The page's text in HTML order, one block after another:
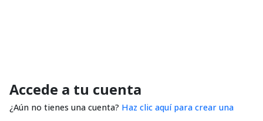
Accede a tu cuenta
¿Aún no tienes una cuenta? Haz clic aquí para crear una